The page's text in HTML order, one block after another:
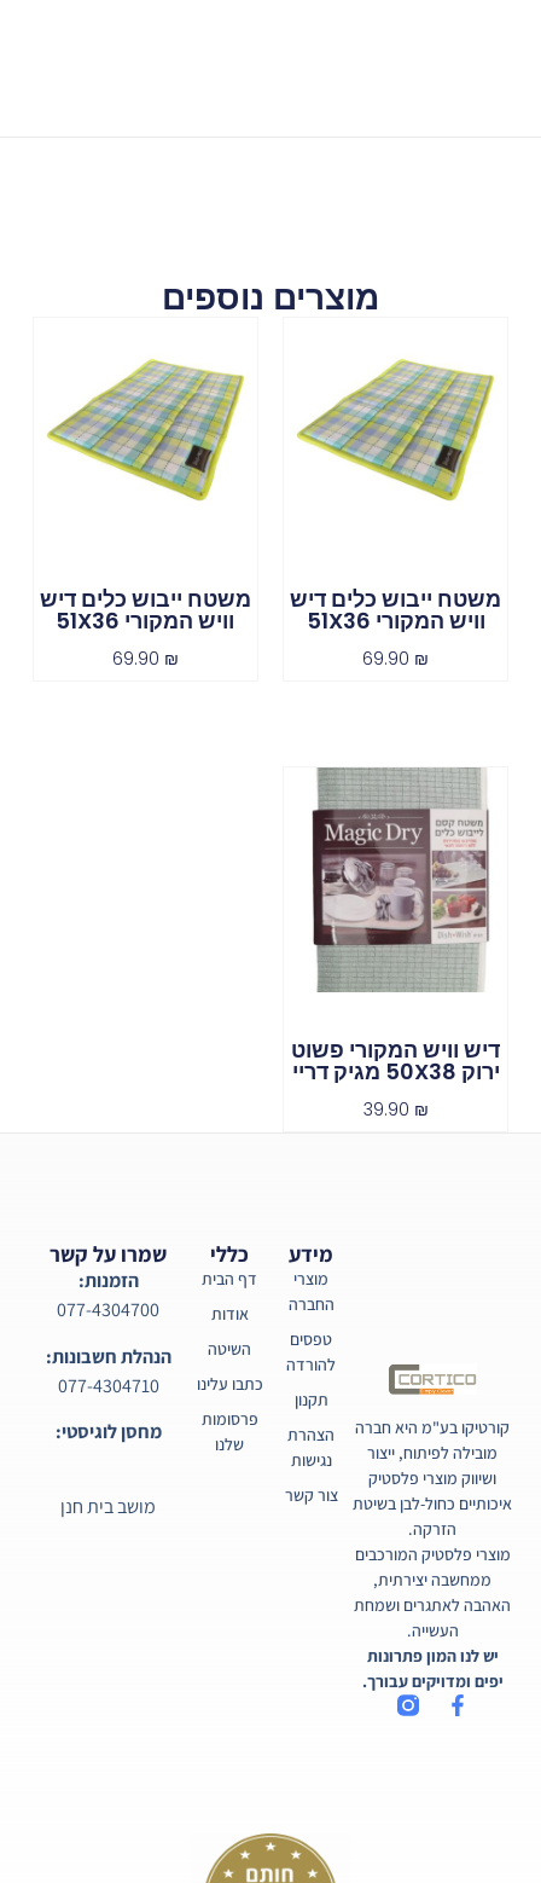
מוצרים נוספים
משטח ייבוש כלים דיש
וויש המקורי 51X36
69.90 ₪
משטח ייבוש כלים דיש
וויש המקורי 51X36
69.90 ₪
דיש וויש המקורי פשוט
ירוק 50X38 מגיק דריי
39.90 ₪
קורטיקו בע"מ היא חברה
מובילה לפיתוח, ייצור
ושיווק מוצרי פלסטיק
איכותיים כחול-לבן בשיטת
הזרקה.
מוצרי פלסטיק המורכבים
ממחשבה יצירתית,
האהבה לאתגרים ושמחת
העשייה.
יש לנו המון פתרונות
יפים ומדויקים עבורך.
כללי
דף הבית
אודות
השיטה
כתבו עלינו
פרסומות
שלנו
מידע
מוצרי
החברה
טפסים
להורדה
תקנון
הצהרת
נגישות
צור קשר
שמרו על קשר
הזמנות:
077-4304700
הנהלת חשבונות:
077-4304710
מחסן לוגיסטי:
מושב בית חנן